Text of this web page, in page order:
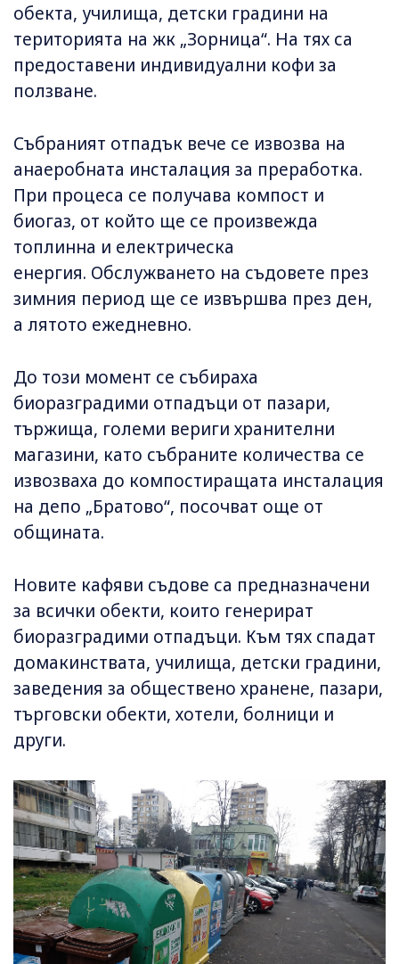
обекта, училища, детски градини на
територията на жк „Зорница“. На тях са
предоставени индивидуални кофи за
ползване.
Събраният отпадък вече се извозва на
анаеробната инсталация за преработка.
При процеса се получава компост и
биогаз, от който ще се произвежда
топлинна и електрическа
енергия. Обслужването на съдовете през
зимния период ще се извършва през ден,
а лятото ежедневно.
До този момент се събираха
биоразградими отпадъци от пазари,
тържища, големи вериги хранителни
магазини, като събраните количества се
извозваха до компостиращата инсталация
на депо „Братово“, посочват още от
общината.
Новите кафяви съдове са предназначени
за всички обекти, които генерират
биоразградими отпадъци. Към тях спадат
домакинствата, училища, детски градини,
заведения за обществено хранене, пазари,
търговски обекти, хотели, болници и
други.